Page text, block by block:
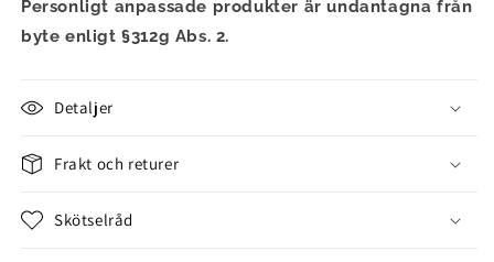
Personligt anpassade produkter är undantagna från
byte enligt §312g Abs. 2.
Detaljer
Frakt och returer
Skötselråd